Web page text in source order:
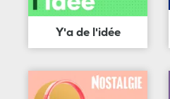
Y'a de l'idée